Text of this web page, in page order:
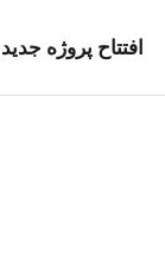
افتتاح پروژه جدید بزرگراه جهرم لار اعلام شد/